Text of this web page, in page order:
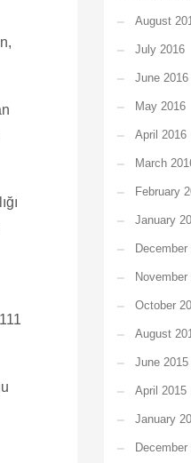
August
July 2016
June 2016
May 2016
April 2016
March
February
January
December
November
October
August
June 2015
April 2015
January
December